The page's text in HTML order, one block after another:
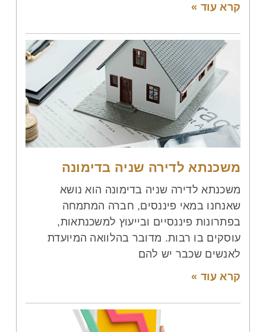
קרא עוד »
משכנתא לדירה שניה בדימונה
משכנתא לדירה שניה בדימונה הוא נושא
שאנחנו במאי פיננסים, חברה המתמחה
בפתרונות פיננסיים ובייעוץ למשכנתאות,
עוסקים בו רבות. מדובר בהלוואה המיועדת
לאנשים שכבר יש להם
קרא עוד »